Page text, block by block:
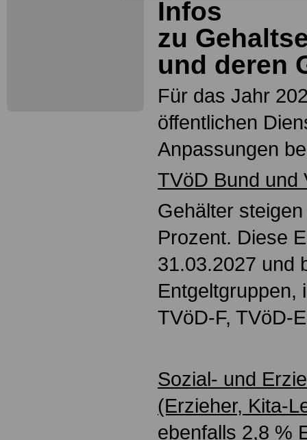
Infos
zu
und deren
Für das Jahr
öffentlichen
Anpassungen
TVöD Bund und
Gehälter
Prozent. Diese
31.03.2027 und
Entgeltgruppen,
TVöD-F, TVöD-
Sozial- und
(Erzieher, Kita-
ebenfalls 2,8 %